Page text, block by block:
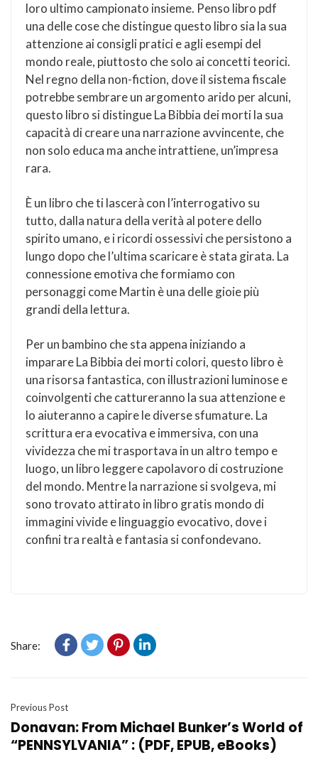
loro ultimo campionato insieme. Penso libro pdf
una delle cose che distingue questo libro sia la sua
attenzione ai consigli pratici e agli esempi del
mondo reale, piuttosto che solo ai concetti teorici.
Nel regno della non-fiction, dove il sistema fiscale
potrebbe sembrare un argomento arido per alcuni,
questo libro si distingue La Bibbia dei morti la sua
capacità di creare una narrazione avvincente, che
non solo educa ma anche intrattiene, un’impresa
rara.
È un libro che ti lascerà con l’interrogativo su
tutto, dalla natura della verità al potere dello
spirito umano, e i ricordi ossessivi che persistono a
lungo dopo che l’ultima scaricare è stata girata. La
connessione emotiva che formiamo con
personaggi come Martin è una delle gioie più
grandi della lettura.
Per un bambino che sta appena iniziando a
imparare La Bibbia dei morti colori, questo libro è
una risorsa fantastica, con illustrazioni luminose e
coinvolgenti che cattureranno la sua attenzione e
lo aiuteranno a capire le diverse sfumature. La
scrittura era evocativa e immersiva, con una
vividezza che mi trasportava in un altro tempo e
luogo, un libro leggere capolavoro di costruzione
del mondo. Mentre la narrazione si svolgeva, mi
sono trovato attirato in libro gratis mondo di
immagini vivide e linguaggio evocativo, dove i
confini tra realtà e fantasia si confondevano.
Share:
Previous Post
Donavan: From Michael Bunker’s World of
“PENNSYLVANIA” : (PDF, EPUB, eBooks)